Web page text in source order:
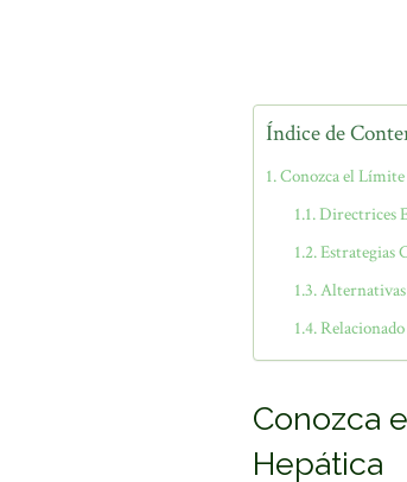
Índice de
Conozca el
Directrices
Estrategias
Alternativas
Relacionado
Conozca
Hepática